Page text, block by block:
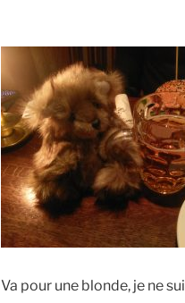
Va pour une blonde, je ne